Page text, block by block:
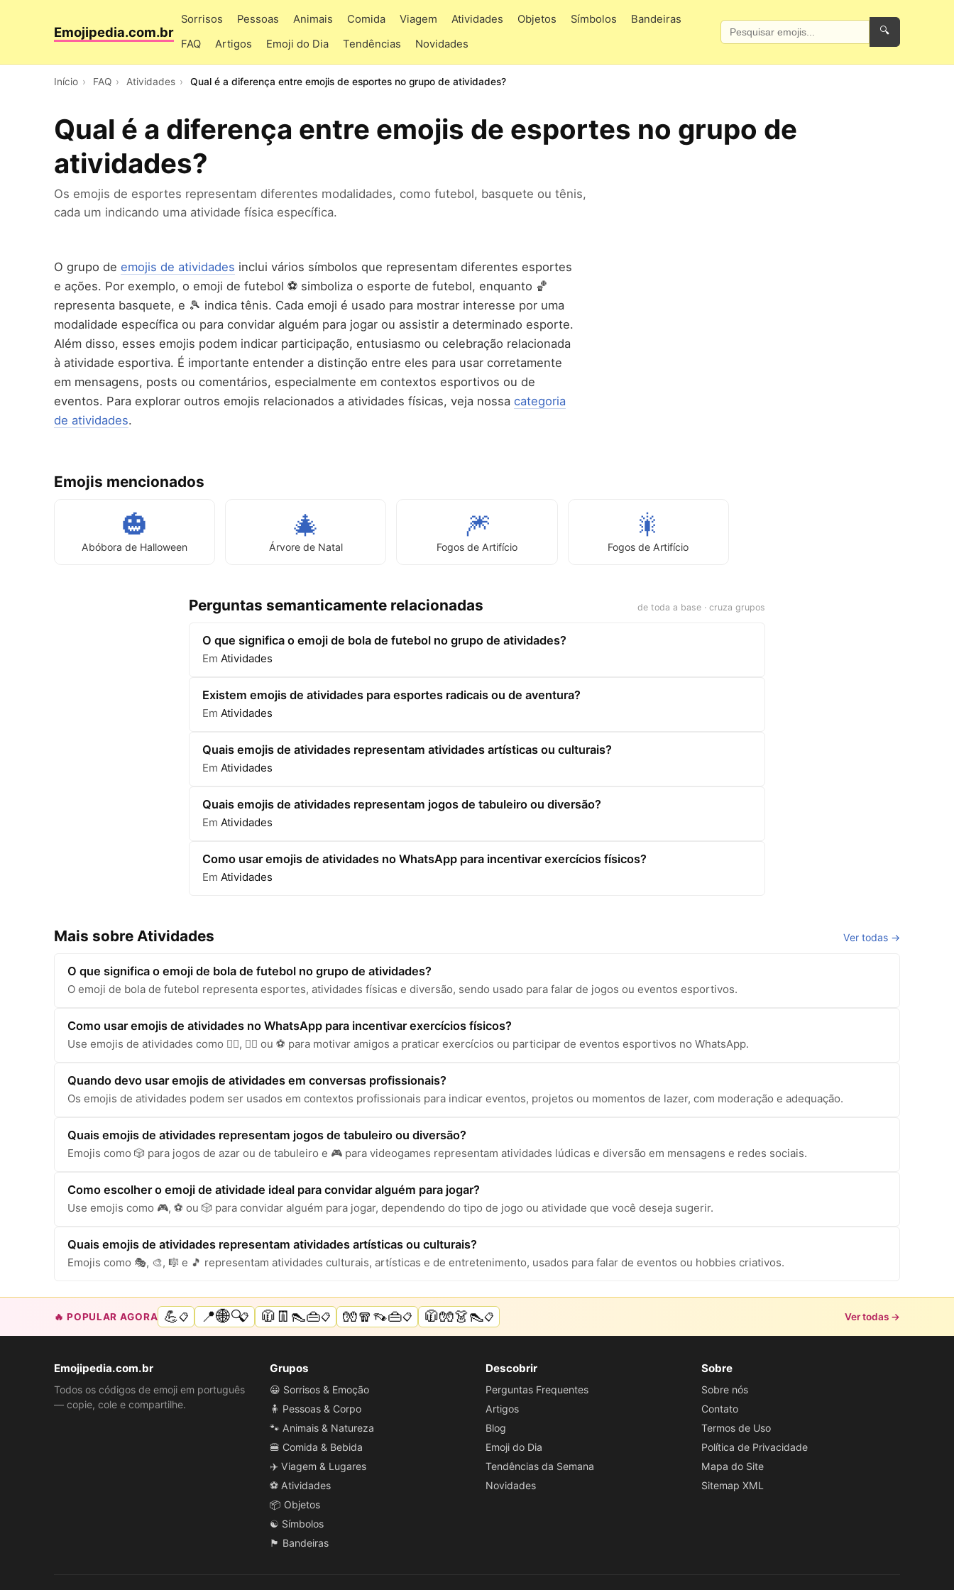
Emojipedia.com.br
Sorrisos Pessoas Animais Comida Viagem Atividades Objetos Símbolos
Bandeiras
FAQ
Artigos Emoji do Dia Tendências Novidades
🔍
Início FAQ Atividades Qual é a diferença entre emojis de esportes no grupo de atividades?
Qual é a diferença entre emojis de esportes no grupo de
atividades?
Os emojis de esportes representam diferentes modalidades, como futebol, basquete ou tênis,
cada um indicando uma atividade física específica.
O grupo de emojis de atividades inclui vários símbolos que representam diferentes esportes
e ações. Por exemplo, o emoji de futebol ⚽ simboliza o esporte de futebol, enquanto 🏀
representa basquete, e 🎾 indica tênis. Cada emoji é usado para mostrar interesse por uma
modalidade específica ou para convidar alguém para jogar ou assistir a determinado esporte.
Além disso, esses emojis podem indicar participação, entusiasmo ou celebração relacionada
à atividade esportiva. É importante entender a distinção entre eles para usar corretamente
em mensagens, posts ou comentários, especialmente em contextos esportivos ou de
eventos. Para explorar outros emojis relacionados a atividades físicas, veja nossa categoria
de atividades.
Emojis mencionados
🎃
Abóbora de Halloween
🎄
Árvore de Natal
🎆
Fogos de Artifício
🎇
Fogos de Artifício
Perguntas semanticamente relacionadas de toda a base · cruza grupos
O que significa o emoji de bola de futebol no grupo de atividades?
Em Atividades
Existem emojis de atividades para esportes radicais ou de aventura?
Em Atividades
Quais emojis de atividades representam atividades artísticas ou culturais?
Em Atividades
Quais emojis de atividades representam jogos de tabuleiro ou diversão?
Em Atividades
Como usar emojis de atividades no WhatsApp para incentivar exercícios físicos?
Em Atividades
Mais sobre Atividades Ver todas →
O que significa o emoji de bola de futebol no grupo de atividades?
O emoji de bola de futebol representa esportes, atividades físicas e diversão, sendo usado para falar de jogos ou eventos esportivos.
Como usar emojis de atividades no WhatsApp para incentivar exercícios físicos?
Use emojis de atividades como 🏃‍♀️, 🏋️‍♂️ ou ⚽ para motivar amigos a praticar exercícios ou participar de eventos esportivos no WhatsApp.
Quando devo usar emojis de atividades em conversas profissionais?
Os emojis de atividades podem ser usados em contextos profissionais para indicar eventos, projetos ou momentos de lazer, com moderação e adequação.
Quais emojis de atividades representam jogos de tabuleiro ou diversão?
Emojis como 🎲 para jogos de azar ou de tabuleiro e 🎮 para videogames representam atividades lúdicas e diversão em mensagens e redes sociais.
Como escolher o emoji de atividade ideal para convidar alguém para jogar?
Use emojis como 🎮, ⚽ ou 🎲 para convidar alguém para jogar, dependendo do tipo de jogo ou atividade que você deseja sugerir.
Quais emojis de atividades representam atividades artísticas ou culturais?
Emojis como 🎭, 🎨, 🎼 e 🎵 representam atividades culturais, artísticas e de entretenimento, usados para falar de eventos ou hobbies criativos.
🔥 POPULAR AGORA 💪📋 📍🌐🔍📋 🧥👖👠👜📋 🧤🧣👡👜📋 🧥🧤👗👠📋 Ver todas →
Emojipedia.com.br
Todos os códigos de emoji em português
— copie, cole e compartilhe.
Grupos
😀 Sorrisos & Emoção
🧍 Pessoas & Corpo
🐾 Animais & Natureza
🍔 Comida & Bebida
✈️ Viagem & Lugares
⚽ Atividades
📦 Objetos
☯️ Símbolos
🏴 Bandeiras
Descobrir
Perguntas Frequentes
Artigos
Blog
Emoji do Dia
Tendências da Semana
Novidades
Sobre
Sobre nós
Contato
Termos de Uso
Política de Privacidade
Mapa do Site
Sitemap XML